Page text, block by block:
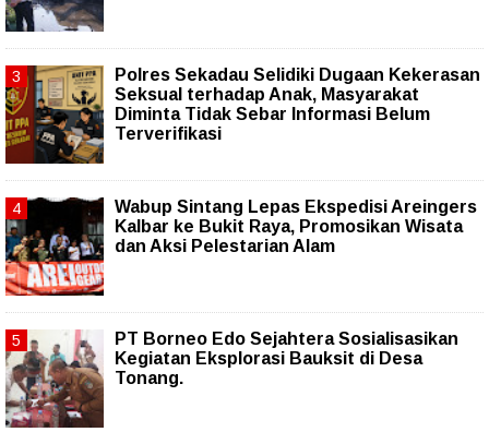
Polres Sekadau Selidiki Dugaan Kekerasan
Seksual terhadap Anak, Masyarakat
Diminta Tidak Sebar Informasi Belum
Terverifikasi
Wabup Sintang Lepas Ekspedisi Areingers
Kalbar ke Bukit Raya, Promosikan Wisata
dan Aksi Pelestarian Alam
PT Borneo Edo Sejahtera Sosialisasikan
Kegiatan Eksplorasi Bauksit di Desa
Tonang.